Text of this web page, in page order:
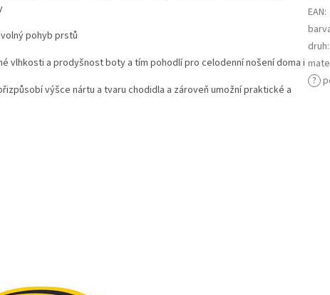
pohyb prstů
vlhkosti a prodyšnost boty a tím pohodlí pro celodenní nošení doma i
výšce nártu a tvaru chodidla a zároveň umožní praktické a
EAN:
druh:
?